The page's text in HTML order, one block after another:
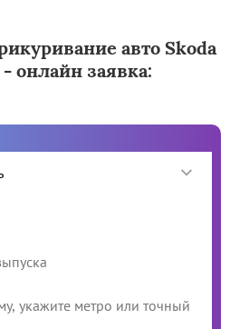
авто Skoda
онлайн заявка: